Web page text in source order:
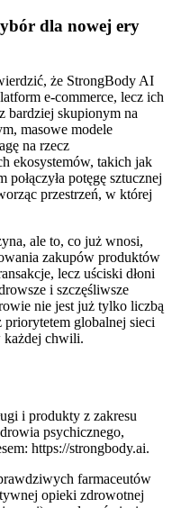
dla nowej ery
że StrongBody AI
e-commerce, lecz ich
bardziej skupionym na
masowe modele
na rzecz
ekosystemów, takich jak
potęgę sztucznej
przestrzeń, w której
ale to, co już wnosi,
zakupów produktów
lecz uściski dłoni
i szczęśliwsze
nie jest już tylko liczbą
globalnej sieci
każdej chwili.
i produkty z zakresu
psychicznego,
https://strongbody.ai.
farmaceutów
opieki zdrowotnej